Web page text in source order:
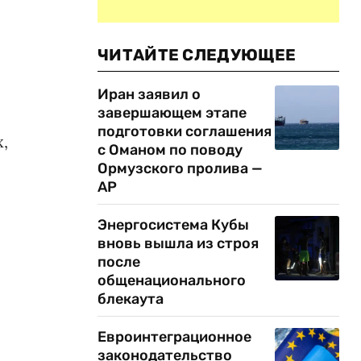
ЧИТАЙТЕ СЛЕДУЮЩЕЕ
Иран заявил о
завершающем этапе
подготовки соглашения
с Оманом по поводу
Ормузского пролива —
AP
Энергосистема Кубы
вновь вышла из строя
после
общенационального
блекаута
Евроинтеграционное
законодательство